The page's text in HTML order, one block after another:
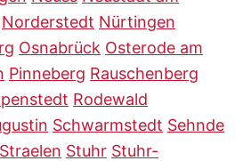
Norderstedt Nürtingen
Osnabrück Osterode am
Pinneberg Rauschenberg
Rodewald
Schwarmstedt Sehnde
Straelen Stuhr Stuhr-